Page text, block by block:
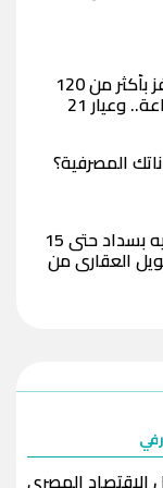
أسعار الذهب في مصر تقفز بأكثر من 120
جنيهًا خلال أقل من 24 ساعة.. وعيار 21
توقعات بوصول
المصرفية؟
تمويل يصل لـ7 ملايين جنيه بسداد حتى 15
العقاري من